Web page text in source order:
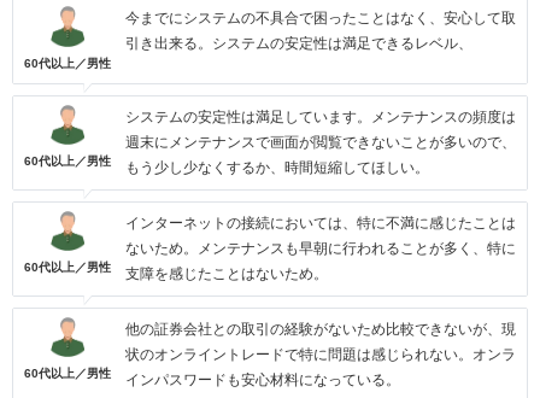
60代以上／男性
今までにシステムの不具合で困ったことはなく、安心して取
引き出来る。システムの安定性は満足できるレベル、
60代以上／男性
システムの安定性は満足しています。メンテナンスの頻度は
週末にメンテナンスで画面が閲覧できないことが多いので、
もう少し少なくするか、時間短縮してほしい。
60代以上／男性
インターネットの接続においては、特に不満に感じたことは
ないため。メンテナンスも早朝に行われることが多く、特に
支障を感じたことはないため。
60代以上／男性
他の証券会社との取引の経験がないため比較できないが、現
状のオンライントレードで特に問題は感じられない。オンラ
インパスワードも安心材料になっている。